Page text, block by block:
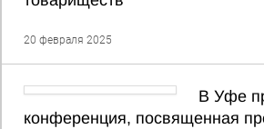
20 февраля 2025
В Уфе
конференция, посвященная